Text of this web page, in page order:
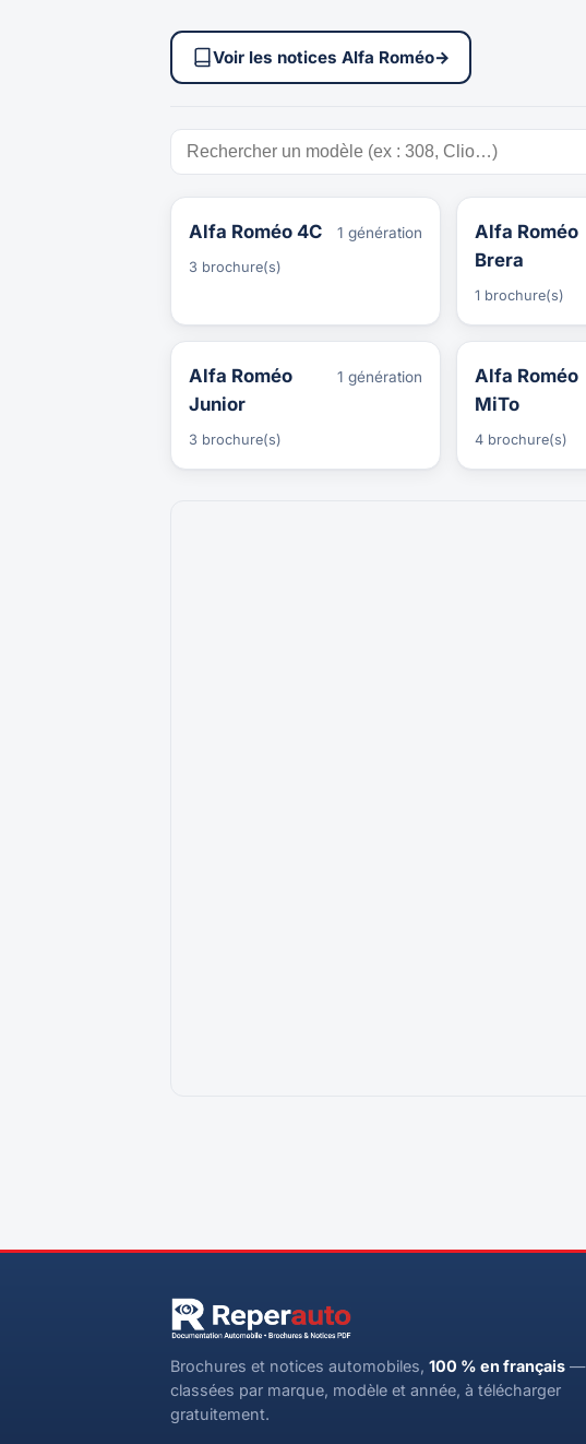
Voir les notices Alfa Roméo→
Alfa Roméo 4C 1 génération
3 brochure(s)
Alfa Roméo
Brera
1 brochure(s)
Alfa Roméo
Junior
1 génération
3 brochure(s)
Alfa Roméo
MiTo
4 brochure(s)
Brochures et notices automobiles, 100 % en français —
classées par marque, modèle et année, à télécharger
gratuitement.